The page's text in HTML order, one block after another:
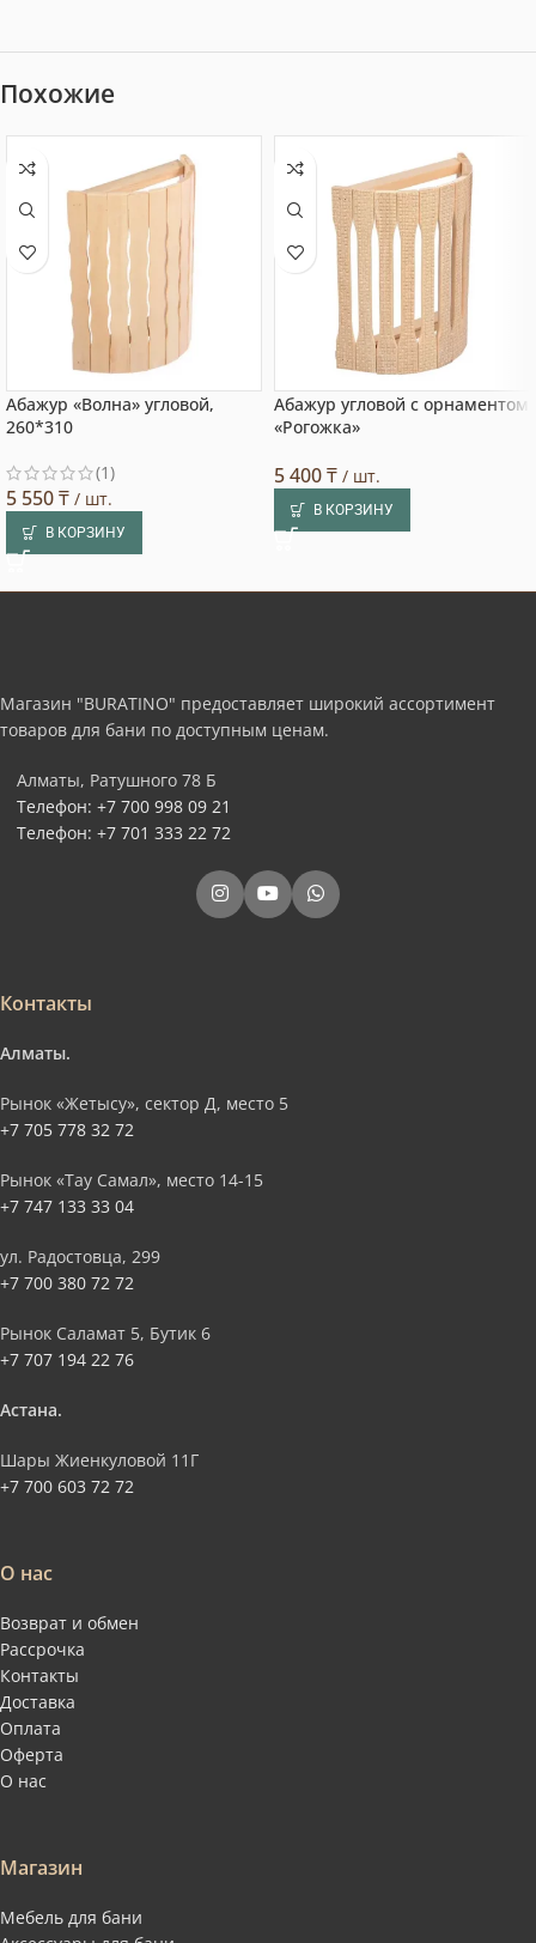
Похожие
Абажур «Волна» угловой,
260*310
(1)
5 550₸ / шт.
В КОРЗИНУ
Абажур угловой с орнаментом
«Рогожка»
5 400₸ / шт.
В КОРЗИНУ
Магазин "BURATINO" предоставляет широкий ассортимент
товаров для бани по доступным ценам.
Алматы, Ратушного 78 Б
Телефон: +7 700 998 09 21
Телефон: +7 701 333 22 72
Контакты
Алматы.
Рынок «Жетысу», сектор Д, место 5
+7 705 778 32 72
Рынок «Тау Самал», место 14-15
+7 747 133 33 04
ул. Радостовца, 299
+7 700 380 72 72
Рынок Саламат 5, Бутик 6
+7 707 194 22 76
Астана.
Шары Жиенкуловой 11Г
+7 700 603 72 72
О нас
Возврат и обмен
Рассрочка
Контакты
Доставка
Оплата
Оферта
О нас
Магазин
Мебель для бани